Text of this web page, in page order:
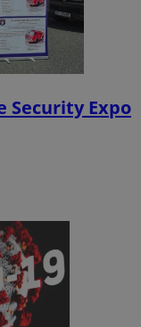
Security Expo